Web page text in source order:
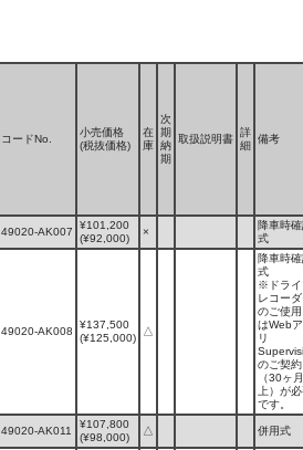
コードNo.
小売価格
(税抜価格)
在
庫
次
期
納
期
取扱説明書
詳
細
備考
49020-AK007
¥101,200
(¥92,000)
×
降車時
式
49020-AK008
¥137,500
(¥125,000)
△
降車時
式
※ドライ
レコー
のご使
はWeb
リ
のご契約
（30ヶ
上）が
です。
49020-AK011
¥107,800
(¥98,000)
△ 併用式